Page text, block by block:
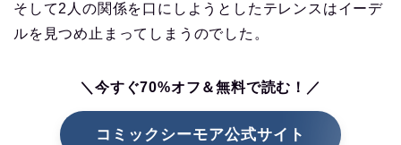
そして2人の関係を口にしようとしたテレンスはイーデ
ルを見つめ止まってしまうのでした。
＼今すぐ70%オフ＆無料で読む！／
コミックシーモア公式サイト